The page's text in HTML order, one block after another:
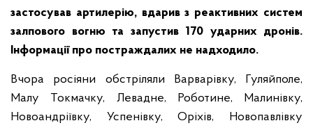
застосував артилерію, вдарив з реактивних систем
залпового вогню та запустив 170 ударних дронів.
Інформації про постраждалих не надходило.
Вчора росіяни обстріляли Варварівку, Гуляйполе,
Малу Токмачку, Левадне, Роботине, Малинівку,
Новоандріївку, Успенівку, Оріхів, Новопавлівку